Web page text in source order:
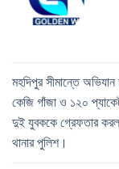
মহদিপুর সীমান্তে অভিযান
কেজি গাঁজা ও ১২০
দুই যুবককে গ্রেফতার করল
থানার পুলিশ।